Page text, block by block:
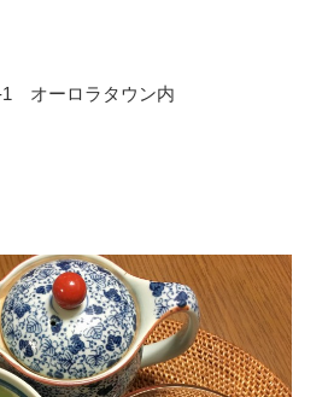
1 オーロラタウン内